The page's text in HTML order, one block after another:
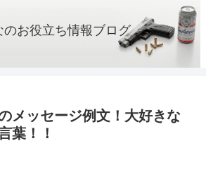
のお役立ち情報ブログ
メッセージ例文！大好きな
葉！！